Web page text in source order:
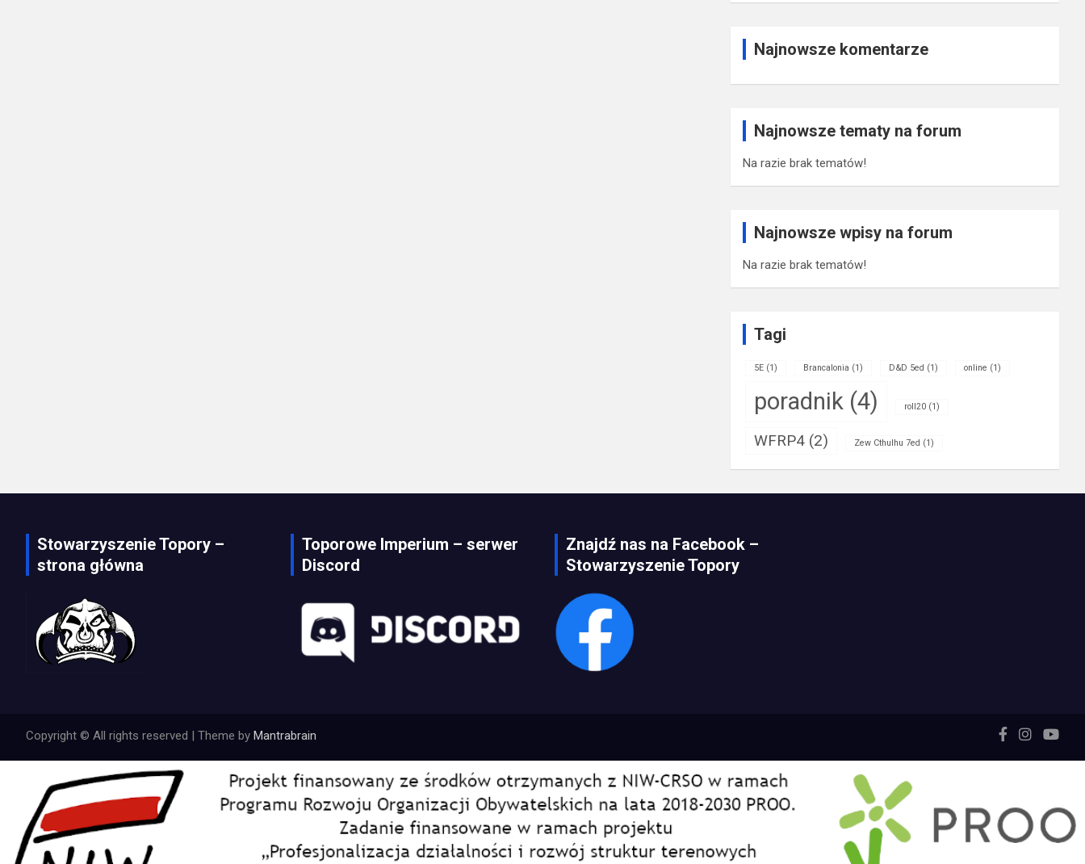
Najnowsze komentarze
Najnowsze tematy na forum
Na razie brak tematów!
Najnowsze wpisy na forum
Na razie brak tematów!
Tagi
5E (1) Brancalonia (1) D&D 5ed (1) online (1)
poradnik (4) roll20 (1)
WFRP4 (2) Zew Cthulhu 7ed (1)
Stowarzyszenie Topory –
strona główna
Toporowe Imperium – serwer
Discord
Znajdź nas na Facebook –
Stowarzyszenie Topory
Copyright © All rights reserved | Theme by Mantrabrain